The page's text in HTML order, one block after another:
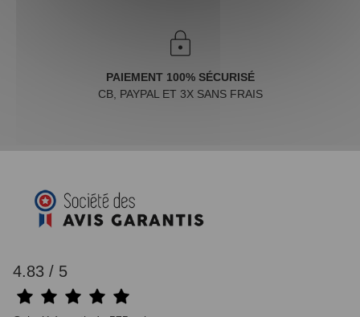
PAIEMENT 100% SÉCURISÉ
CB, PAYPAL ET 3X SANS FRAIS
4.83 / 5